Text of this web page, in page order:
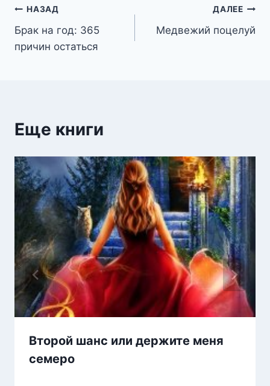
Навигация
по
НАЗАД
Брак на год: 365
причин остаться
ДАЛЕЕ
Медвежий поцелуй
Еще книги
Второй шанс или держите меня
семеро